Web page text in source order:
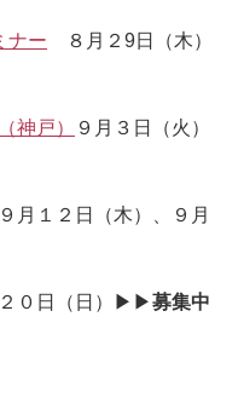
ナー ８月２9日（木）
神戸）
９月３日（火）
月１２日（木）、９月
０日（日）▶▶募集中